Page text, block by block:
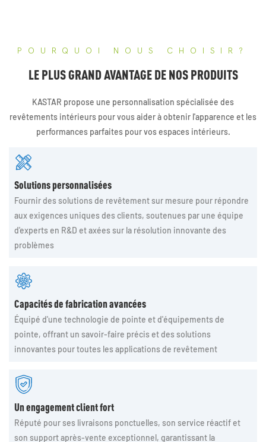
POURQUOI NOUS CHOISIR?
LE PLUS GRAND AVANTAGE DE NOS PRODUITS
KASTAR propose une personnalisation spécialisée des
revêtements intérieurs pour vous aider à obtenir l'apparence et les
performances parfaites pour vos espaces intérieurs.
Solutions personnalisées
Fournir des solutions de revêtement sur mesure pour répondre
aux exigences uniques des clients, soutenues par une équipe
d'experts en R&D et axées sur la résolution innovante des
problèmes
Capacités de fabrication avancées
Équipé d'une technologie de pointe et d'équipements de
pointe, offrant un savoir-faire précis et des solutions
innovantes pour toutes les applications de revêtement
Un engagement client fort
Réputé pour ses livraisons ponctuelles, son service réactif et
son support après-vente exceptionnel, garantissant la